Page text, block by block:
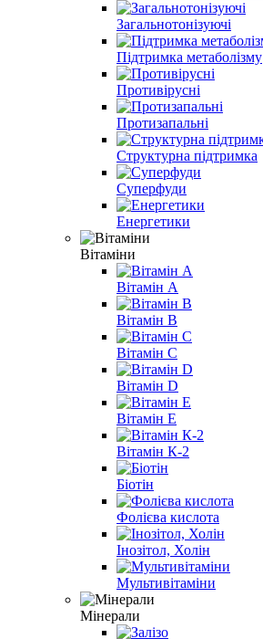
Загальнотонізуючі
Підтримка метаболізму
Противірусні
Протизапальні
Структурна підтримка
Суперфуди
Енергетики
Вітаміни
Вітамін A
Вітамін B
Вітамін С
Вітамін D
Вітамін E
Вітамін К-2
Біотін
Фолієва кислота
Інозітол, Холін
Мультивітаміни
Мінерали